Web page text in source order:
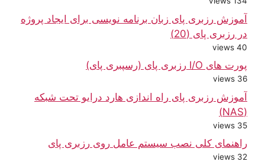
آموزش رزبری پای زبان برنامه نویسی برای ایجاد پروژه
در رزبری پای (20)
40 views
پورت های I/O رزبری پای (رسپبری پای)
36 views
آموزش رزبری پای راه اندازی هارد درایو تحت شبکه
(NAS)
35 views
راهنمای کلی نصب سیستم عامل روی رزبری پای
32 views